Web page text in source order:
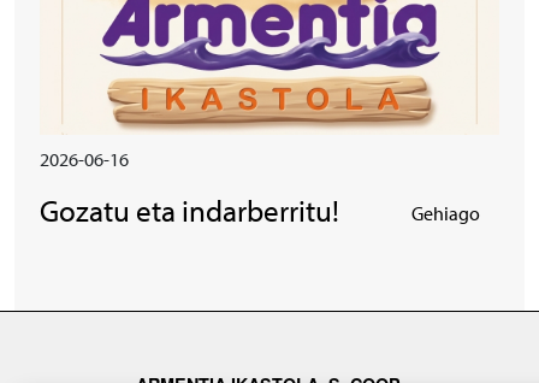
2026-06-16
Gozatu eta indarberritu! Gehiago